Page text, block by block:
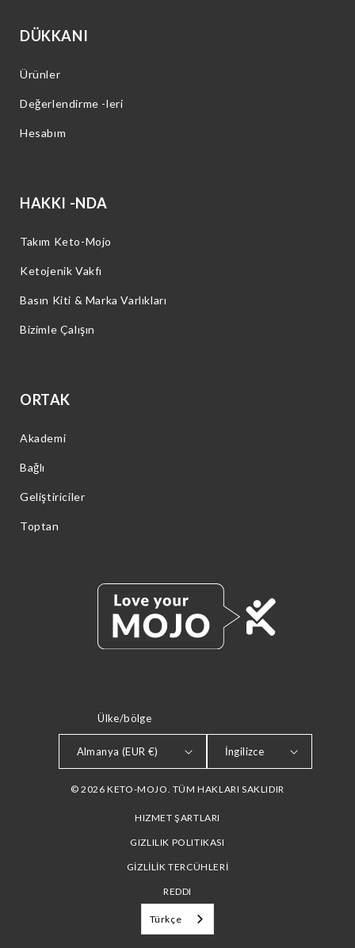
DÜKKANI
Ürünler
Değerlendirme -leri
Hesabım
HAKKI -NDA
Takım Keto-Mojo
Ketojenik Vakfı
Basın Kiti & Marka Varlıkları
Bizimle Çalışın
ORTAK
Akademi
Bağlı
Geliştiriciler
Toptan
Ülke/bölge
Almanya (EUR €) İngilizce
© 2026 KETO-MOJO. TÜM HAKLARI SAKLIDIR
HIZMET ŞARTLARI
GIZLILIK POLITIKASI
GİZLİLİK TERCÜHLERİ
REDDI
Türkçe